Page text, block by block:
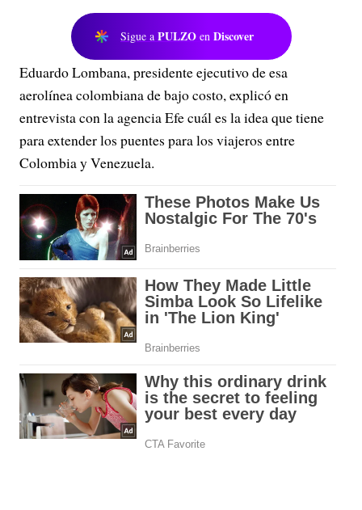
Sigue a PULZO en Discover
Eduardo Lombana, presidente ejecutivo de esa
aerolínea colombiana de bajo costo, explicó en
entrevista con la agencia Efe cuál es la idea que tiene
para extender los puentes para los viajeros entre
Colombia y Venezuela.